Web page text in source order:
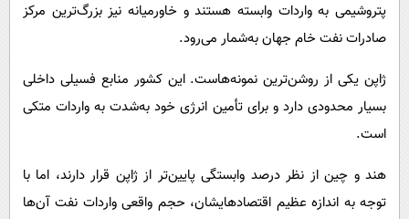
پتروشیمی به واردات وابسته هستند و خاورمیانه نیز بزرگ‌ترین مرکز
صادرات نفت خام جهان به‌شمار می‌رود.
ژاپن یکی از روشن‌ترین نمونه‌هاست. این کشور منابع فسیلی داخلی
بسیار محدودی دارد و برای تأمین انرژی خود به‌شدت به واردات متکی
است.
هند و چین از نظر درصد وابستگی پایین‌تر از ژاپن قرار دارند، اما با
توجه به اندازه عظیم اقتصادهایشان، حجم واقعی واردات نفت آن‌ها